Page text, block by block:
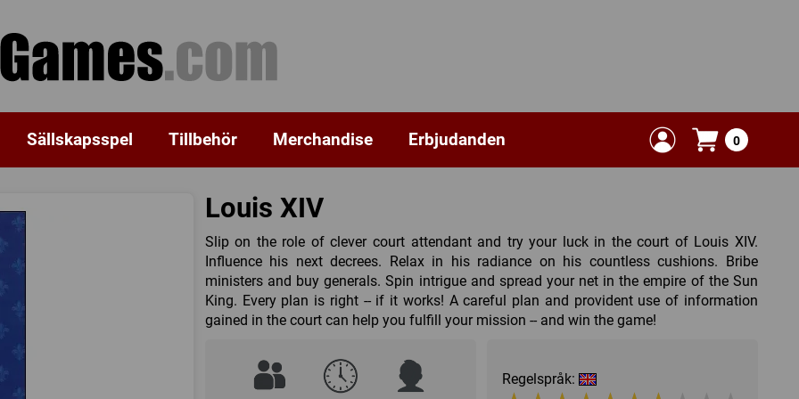
Sällskapsspel Tillbehör Merchandise Erbjudanden 0
Louis XIV
Slip on the role of clever court attendant and try your luck in the court of Louis XIV.
Influence his next decrees. Relax in his radiance on his countless cushions. Bribe
ministers and buy generals. Spin intrigue and spread your net in the empire of the Sun
King. Every plan is right -- if it works! A careful plan and provident use of information
gained in the court can help you fulfill your mission -- and win the game!
Regelspråk: